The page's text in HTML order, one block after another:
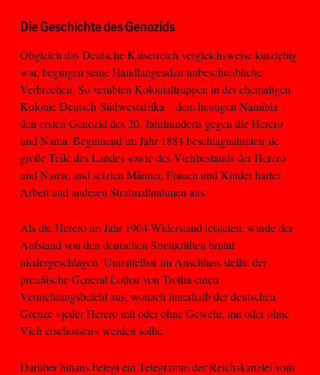
Die Geschichte des Genozids
Obgleich das Deutsche Kaiserreich vergleichsweise kurzlebig
war, begingen seine Handlangenden unbeschreibliche
Verbrechen. So verübten Kolonialtruppen in der ehemaligen
Kolonie Deutsch-Südwestafrika – dem heutigen Namibia –
den ersten Genozid des 20. Jahrhunderts gegen die Herero
und Nama. Beginnend im Jahr 1884 beschlagnahmten sie
große Teile des Landes sowie des Viehbestands der Herero
und Nama, und setzten Männer, Frauen und Kinder harter
Arbeit und anderen Strafmaßnahmen aus.
Als die Herero im Jahr 1904 Widerstand leisteten, wurde der
Aufstand von den deutschen Streitkräften brutal
niedergeschlagen. Unmittelbar im Anschluss stellte der
preußische General Lothar von Trotha einen
Vernichtungsbefehl aus, wonach innerhalb der deutschen
Grenze »jeder Herero mit oder ohne Gewehr, mit oder ohne
Vieh erschossen« werden sollte.
Darüber hinaus belegt ein Telegramm der Reichskanzlei vom